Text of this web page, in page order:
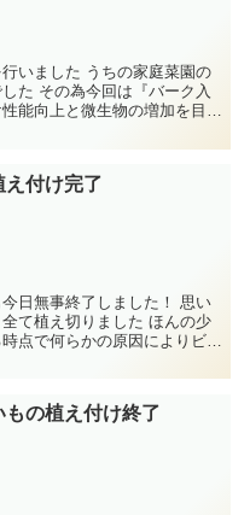
の家庭菜園の
ーク入
能向上と微生物の増加を目指
え付け完了
無事終了しました！ 思い
え切りました ほんの少
点で何らかの原因によりビー
もの植え付け終了